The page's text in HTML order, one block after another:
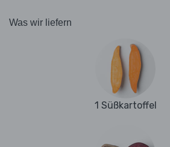
Was wir liefern
1 Süßkartoffel